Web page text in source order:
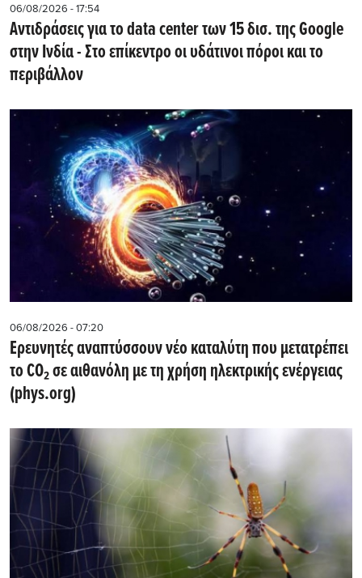
06/08/2026 - 17:54
Αντιδράσεις για το data center των 15 δισ. της Google
στην Ινδία - Στο επίκεντρο οι υδάτινοι πόροι και το
περιβάλλον
06/08/2026 - 07:20
Ερευνητές αναπτύσσουν νέο καταλύτη που μετατρέπει
το CO₂ σε αιθανόλη με τη χρήση ηλεκτρικής ενέργειας
(phys.org)